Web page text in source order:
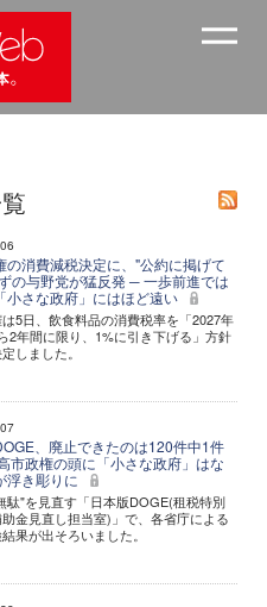
の消費減税決定に、"公約に掲げて
の与野党が猛反発 ─ 一歩前進では
小さな政府」にはほど遠い
5日、飲食料品の消費税率を「2027年
2年間に限り、1%に引き下げる」方針
しました。
、廃止できたのは120件中1件
市政権の頭に「小さな政府」はな
浮き彫りに
駄"を見直す「日本版DOGE(租税特別
金見直し担当室)」で、各省庁による
果が出そろいました。